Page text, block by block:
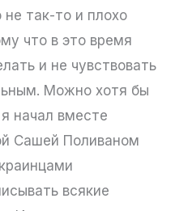
так-то и плохо
что в это время
и не чувствовать
Можно хотя бы
начал вместе
Сашей Поливаном
всякие